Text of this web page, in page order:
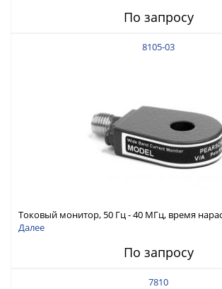
По запросу
8105-03
Токовый монитор, 50 Гц - 40 МГц, время
6 А скз
Далее
По запросу
7810